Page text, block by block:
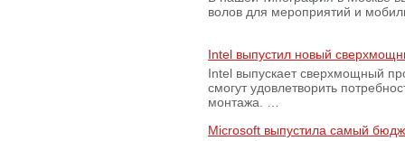
волов для мероприятий и
Intel выпустил новый
Intel выпускает сверхмощный
смогут удовлетворить
монтажа. …
Microsoft выпустила самый